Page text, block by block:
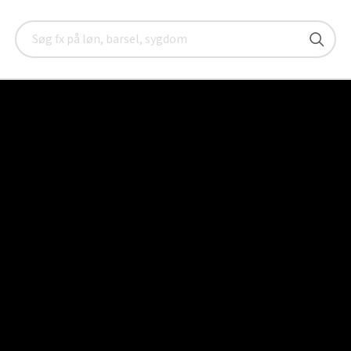
Søg for tillidsvalgte Webinar: Sådan forebygger I